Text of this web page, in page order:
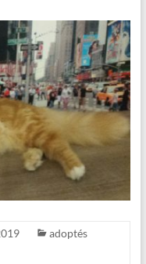
adoptés